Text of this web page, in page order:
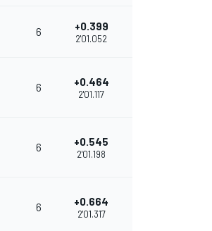
6 +0.399
2'01.052
6 +0.464
2'01.117
6 +0.545
2'01.198
6 +0.664
2'01.317